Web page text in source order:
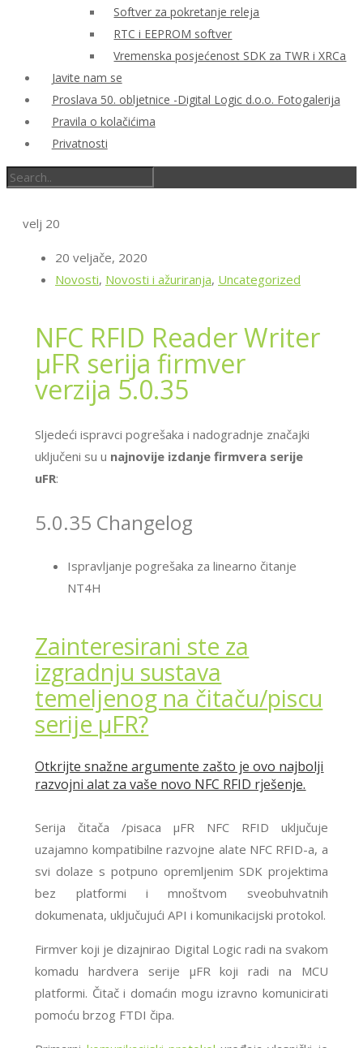
Softver za pokretanje releja
RTC i EEPROM softver
Vremenska posjećenost SDK za TWR i XRCa
Javite nam se
Proslava 50. obljetnice -Digital Logic d.o.o. Fotogalerija
Pravila o kolačićima
Privatnosti
velj 20
20 veljače, 2020
Novosti, Novosti i ažuriranja, Uncategorized
NFC RFID Reader Writer
μFR serija firmver
verzija 5.0.35
Sljedeći ispravci pogrešaka i nadogradnje značajki
uključeni su u najnovije izdanje firmvera serije
uFR:
5.0.35 Changelog
Ispravljanje pogrešaka za linearno čitanje
NT4H
Zainteresirani ste za
izgradnju sustava
temeljenog na čitaču/piscu
serije μFR?
Otkrijte snažne argumente zašto je ovo najbolji
razvojni alat za vaše novo NFC RFID rješenje.
Serija čitača /pisaca μFR NFC RFID uključuje
uzajamno kompatibilne razvojne alate NFC RFID-a, a
svi dolaze s potpuno opremljenim SDK projektima
bez platformi i mnoštvom sveobuhvatnih
dokumenata, uključujući API i komunikacijski protokol.
Firmver koji je dizajnirao Digital Logic radi na svakom
komadu hardvera serije μFR koji radi na MCU
platformi. Čitač i domaćin mogu izravno komunicirati
pomoću brzog FTDI čipa.